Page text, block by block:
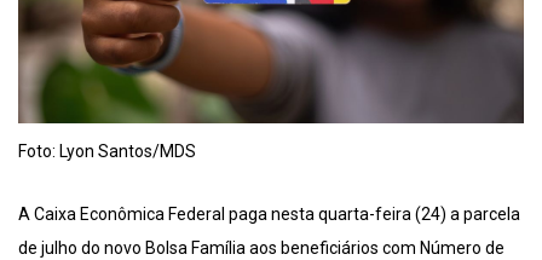
Foto: Lyon Santos/MDS
A Caixa Econômica Federal paga nesta quarta-feira (24) a parcela
de julho do novo Bolsa Família aos beneficiários com Número de